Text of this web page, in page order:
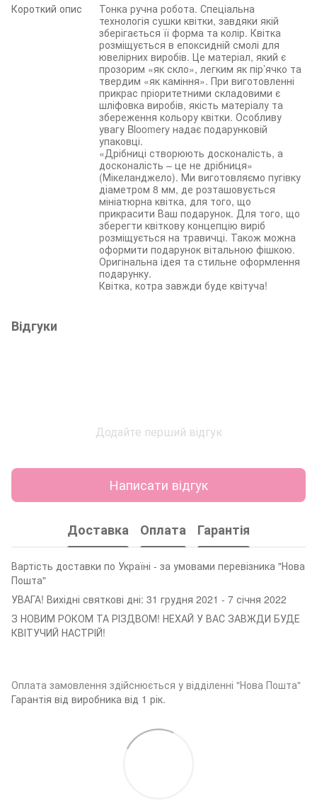
Короткий опис
Тонка ручна робота. Спеціальна
технологія сушки квітки, завдяки якій
зберігається її форма та колір. Квітка
розміщується в епоксидній смолі для
ювелірних виробів. Це матеріал, який є
прозорим «як скло», легким як пір’ячко та
твердим «як каміння». При виготовленні
прикрас пріоритетними складовими є
шліфовка виробів, якість матеріалу та
збереження кольору квітки. Особливу
увагу Bloomery надає подарунковій
упаковці.
«Дрібниці створюють досконалість, а
досконалість – це не дрібниця»
(Мікеланджело). Ми виготовляємо пугівку
діаметром 8 мм, де розташовується
мініатюрна квітка, для того, що
прикрасити Ваш подарунок. Для того, що
зберегти квіткову концепцію виріб
розміщується на травичці. Також можна
оформити подарунок вітальною фішкою.
Оригінальна ідея та стильне оформлення
подарунку.
Квітка, котра завжди буде квітуча!
Відгуки
Додайте перший відгук
Написати відгук
Доставка Оплата Гарантія
Вартість доставки по Україні - за умовами перевізника "Нова
Пошта"
УВАГА! Вихідні святкові дні: 31 грудня 2021 - 7 січня 2022
З НОВИМ РОКОМ ТА РІЗДВОМ! НЕХАЙ У ВАС ЗАВЖДИ БУДЕ
КВІТУЧИЙ НАСТРІЙ!
Оплата замовлення здійснюється у відділенні "Нова Пошта"
Гарантія від виробника від 1 рік.